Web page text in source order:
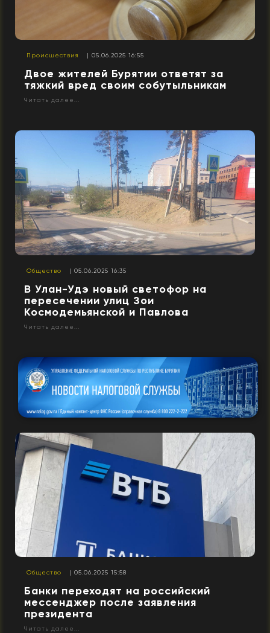
Происшествия | 05.06.2025 16:55
Двое жителей Бурятии ответят за
тяжкий вред своим собутыльникам
Читать далее...
Общество | 05.06.2025 16:35
В Улан-Удэ новый светофор на
пересечении улиц Зои
Космодемьянской и Павлова
Читать далее...
Общество | 05.06.2025 15:58
Банки переходят на российский
мессенджер после заявления
президента
Читать далее...